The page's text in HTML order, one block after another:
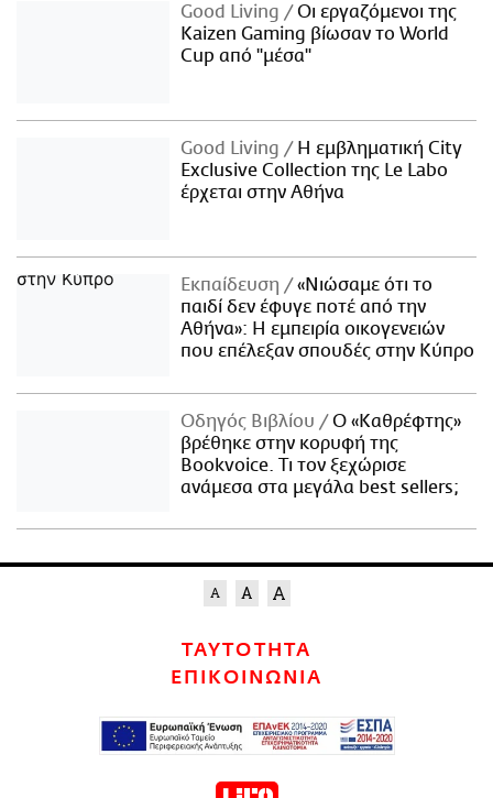
Good Living
Οι εργαζόμενοι της
Kaizen Gaming βίωσαν το World
Cup από "μέσα"
Good Living
Η εμβληματική City
Exclusive Collection της Le Labo
έρχεται στην Αθήνα
Εκπαίδευση
«Νιώσαμε ότι το
παιδί δεν έφυγε ποτέ από την
Αθήνα»: Η εμπειρία οικογενειών
που επέλεξαν σπουδές στην Κύπρο
Οδηγός Βιβλίου
Ο «Καθρέφτης»
βρέθηκε στην κορυφή της
Bookvoice. Τι τον ξεχώρισε
ανάμεσα στα μεγάλα best sellers;
ΤΑΥΤΟΤΗΤΑ
ΕΠΙΚΟΙΝΩΝΙΑ